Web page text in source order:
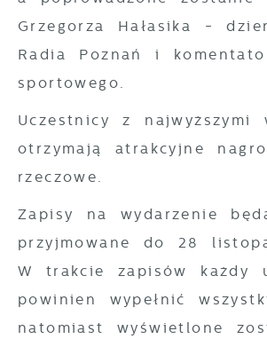
Grzegorza Hałasika -
Radia Poznań i
sportowego.
Uczestnicy z najwyższymi
otrzymają atrakcyjne
rzeczowe.
Zapisy na wydarzenie
przyjmowane do 28
W trakcie zapisów każdy
powinien wypełnić
natomiast wyświetlone
gwarantuje dostępność
funkcjonalności.
witryny internetowej. Treści
partnerami oraz innych
Firmy te działają w
pośredników prezentujących